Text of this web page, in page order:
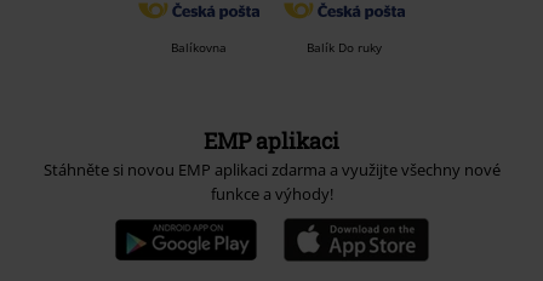
Balíkovna Balík Do ruky
EMP aplikaci
Stáhněte si novou EMP aplikaci zdarma a využijte všechny nové
funkce a výhody!